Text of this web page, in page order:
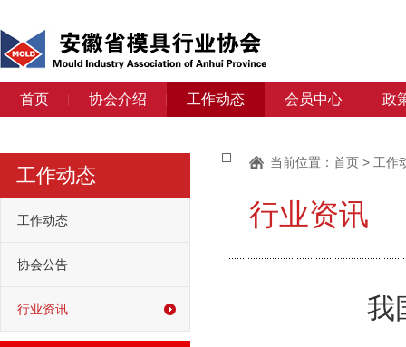
首页 协会介绍 工作动态 会员中心 政
工作动态
工作动态
协会公告
行业资讯
当前位置： 首页 > 工作
行业资讯
我